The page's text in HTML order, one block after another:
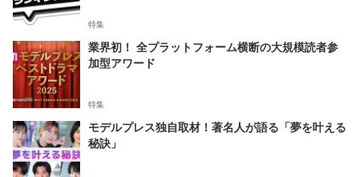
特集
業界初！ 全プラットフォーム横断の大規模読者参
加型アワード
特集
モデルプレス独自取材！著名人が語る「夢を叶える
秘訣」